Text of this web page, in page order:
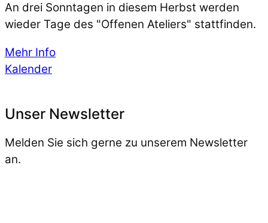
An drei Sonntagen in diesem Herbst werden
wieder Tage des "Offenen Ateliers" stattfinden.
Mehr Info
Kalender
Unser Newsletter
Melden Sie sich gerne zu unserem Newsletter
an.